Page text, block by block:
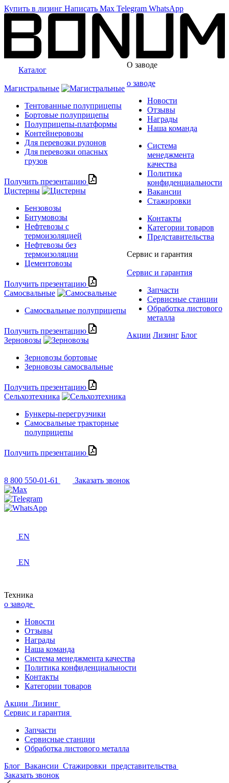
Купить в лизинг Написать Max Telegram WhatsApp
Каталог
Магистральные
Тентованные полуприцепы
Бортовые полуприцепы
Полуприцепы-платформы
Контейнеровозы
Для перевозки рулонов
Для перевозки опасных
грузов
Получить презентацию
Цистерны
Бензовозы
Битумовозы
Нефтевозы с
термоизоляцией
Нефтевозы без
термоизоляции
Цементовозы
Получить презентацию
Самосвальные
Самосвальные полуприцепы
Получить презентацию
Зерновозы
Зерновозы бортовые
Зерновозы самосвальные
Получить презентацию
Сельхозтехника
Бункеры-перегрузчики
Самосвальные тракторные
полуприцепы
Получить презентацию
О заводе
о заводе
Новости
Отзывы
Награды
Наша команда
Система
менеджмента
качества
Политика
конфиденциальности
Вакансии
Стажировки
Контакты
Категории товаров
Представительства
Сервис и гарантия
Сервис и гарантия
Запчасти
Сервисные станции
Обработка листового
металла
Акции Лизинг Блог
8 800 550-01-61 Заказать звонок
EN
EN
Техника
о заводе
Новости
Отзывы
Награды
Наша команда
Система менеджмента качества
Политика конфиденциальности
Контакты
Категории товаров
Акции Лизинг
Сервис и гарантия
Запчасти
Сервисные станции
Обработка листового металла
Блог Вакансии Стажировки представительства
Заказать звонок